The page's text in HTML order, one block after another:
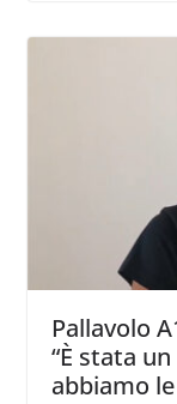
Pallavolo
“È stata
abbiamo